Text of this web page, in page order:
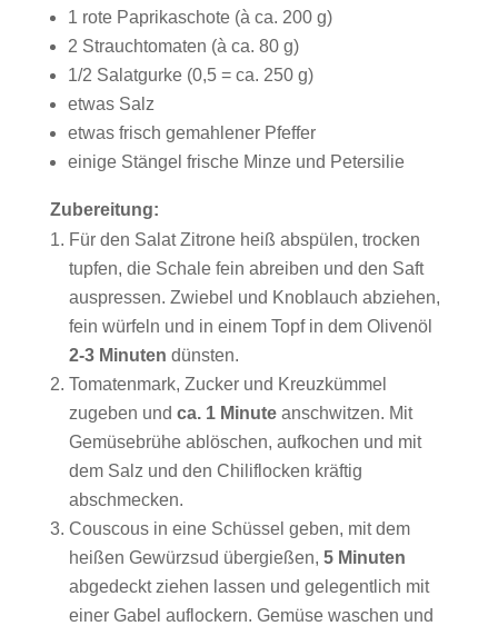
1 rote Paprikaschote (à ca. 200 g)
2 Strauchtomaten (à ca. 80 g)
1/2 Salatgurke (0,5 = ca. 250 g)
etwas Salz
etwas frisch gemahlener Pfeffer
einige Stängel frische Minze und Petersilie
Zubereitung:
Für den Salat Zitrone heiß abspülen, trocken
tupfen, die Schale fein abreiben und den Saft
auspressen. Zwiebel und Knoblauch abziehen,
fein würfeln und in einem Topf in dem Olivenöl
2-3 Minuten dünsten.
Tomatenmark, Zucker und Kreuzkümmel
zugeben und ca. 1 Minuteanschwitzen. Mit
Gemüsebrühe ablöschen, aufkochen und mit
dem Salz und den Chiliflocken kräftig
abschmecken.
Couscous in eine Schüssel geben, mit dem
heißen Gewürzsud übergießen, 5 Minuten
abgedeckt ziehen lassen und gelegentlich mit
einer Gabel auflockern. Gemüse waschen und